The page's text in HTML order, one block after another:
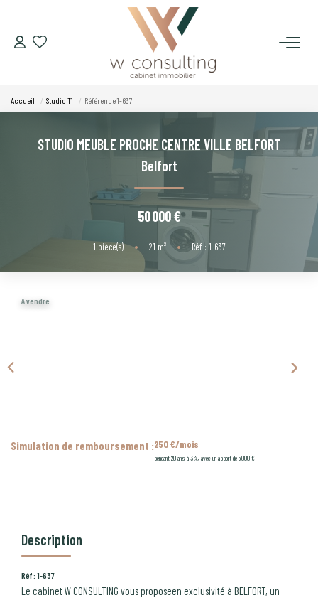
ACQUÉRIR
VENDRE
GÉRER
SYNDIC
Accueil Studio T1 Référence 1-637
STUDIO MEUBLE PROCHE CENTRE VILLE BELFORT
Belfort
50 000 €
1 pièce(s) • 21 m² • Réf : 1-637
A vendre
Simulation de remboursement :250 €/mois
pendant 20 ans à 3% avec un apport de 5 000 €
Description
Réf : 1-637
Le cabinet W CONSULTING vous proposeen exclusivité à BELFORT, un